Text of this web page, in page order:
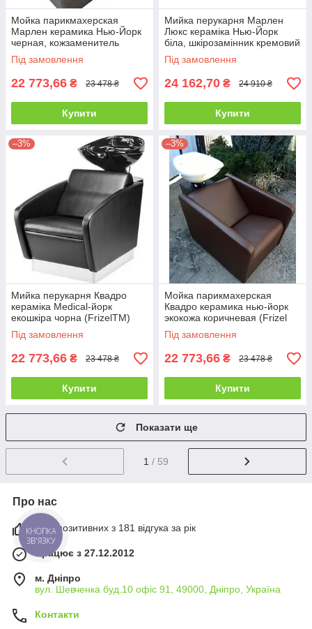
Мойка парикмахерская
Марлен керамика Нью-Йорк
черная, кожзаменитель
Серый (Frizel TM)
Під замовлення
22 773,66 ₴ 23 478 ₴
Купити
Мийка перукарня Марлен
Люкс кераміка Нью-Йорк
біла, шкірозамінник кремовий
(FrizelTM)
Під замовлення
24 162,70 ₴ 24 910 ₴
Купити
–3%
Мийка перукарня Квадро
кераміка Medical-йорк
екошкіра чорна (FrizelTM)
Під замовлення
22 773,66 ₴ 23 478 ₴
Купити
–3%
Мойка парикмахерская
Квадро керамика нью-йорк
экокожа коричневая (Frizel
TM)
Під замовлення
22 773,66 ₴ 23 478 ₴
Купити
Показати ще
1 / 59
Про нас
98% позитивних з 181 відгука за рік
Працює з 27.12.2012
м. Дніпро
вул. Шевченка буд.10 офіс 91, 49000, Дніпро, Україна
Контакти
КНОПКА
ЗВ'ЯЗКУ